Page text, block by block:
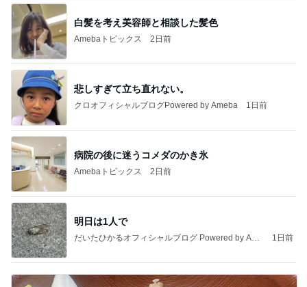
白髪を考え美容師と相談した髪色
Amebaトピックス 2日前
悲しすぎて立ち直れない。
クロオフィシャルブログPowered by Ameba 1日前
病院の後に迷うコメダのかき氷
Amebaトピックス 2日前
明日は1人で
だいたひかるオフィシャルブログ Powered by Ame
1日前